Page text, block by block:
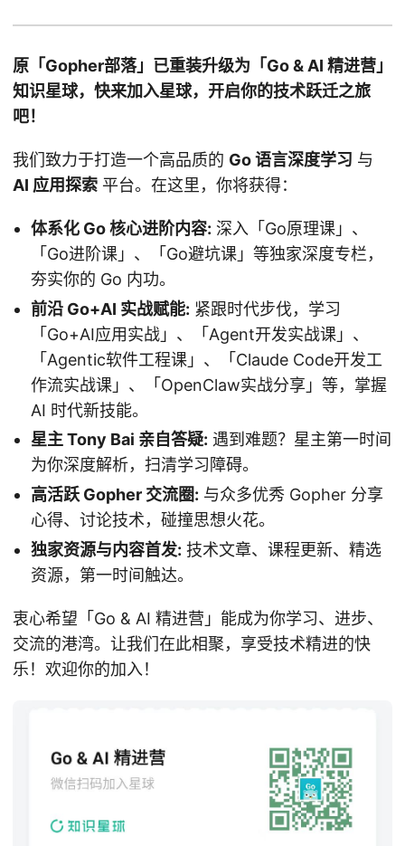
原「Gopher部落」已重装升级为「Go & AI 精进营」
知识星球，快来加入星球，开启你的技术跃迁之旅
吧！
我们致力于打造一个高品质的 Go 语言深度学习 与
AI 应用探索 平台。在这里，你将获得：
体系化 Go 核心进阶内容: 深入「Go原理课」、
「Go进阶课」、「Go避坑课」等独家深度专栏，
夯实你的 Go 内功。
前沿 Go+AI 实战赋能: 紧跟时代步伐，学习
「Go+AI应用实战」、「Agent开发实战课」、
「Agentic软件工程课」、「Claude Code开发工
作流实战课」、「OpenClaw实战分享」等，掌握
AI 时代新技能。
星主 Tony Bai 亲自答疑: 遇到难题？星主第一时间
为你深度解析，扫清学习障碍。
高活跃 Gopher 交流圈: 与众多优秀 Gopher 分享
心得、讨论技术，碰撞思想火花。
独家资源与内容首发: 技术文章、课程更新、精选
资源，第一时间触达。
衷心希望「Go & AI 精进营」能成为你学习、进步、
交流的港湾。让我们在此相聚，享受技术精进的快
乐！欢迎你的加入！